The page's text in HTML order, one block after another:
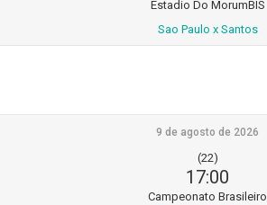
Estadio Do MorumBIS
Sao Paulo x Santos
9 de agosto de 2026
(22)
17:00
Campeonato Brasileiro